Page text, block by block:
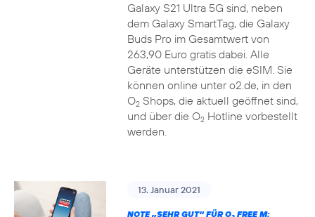
Galaxy S21 Ultra 5G sind, neben
dem Galaxy SmartTag, die Galaxy
Buds Pro im Gesamtwert von
263,90 Euro gratis dabei. Alle
Geräte unterstützen die eSIM. Sie
können online unter o2.de, in den
O2Shops, die aktuell geöffnet sind,
und über die O2Hotline vorbestellt
werden.
13. Januar 2021
NOTE „SEHR GUT“ FÜR O FREE M: